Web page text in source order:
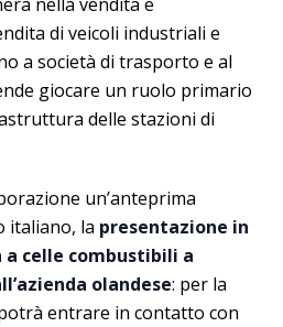
di veicoli industriali e
a società di trasporto e al
giocare un ruolo primario
delle stazioni di
un’anteprima
italiano, la presentazione in
celle combustibili a
olandese: per la
entrare in contatto con